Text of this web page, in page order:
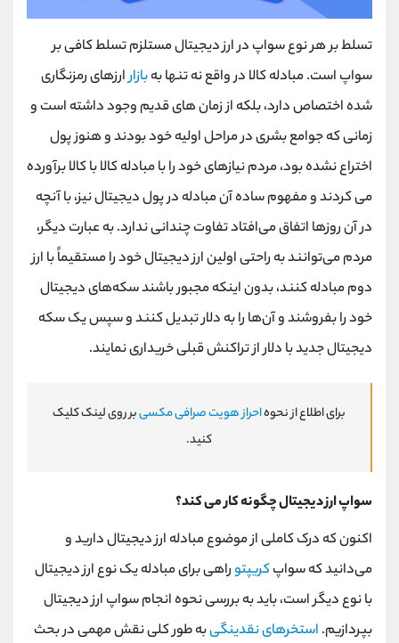
تسلط بر هر نوع سواپ در ارز دیجیتال مستلزم تسلط کافی بر
سواپ است. مبادله کالا در واقع نه تنها بهبازارارزهای رمزنگاری
شده اختصاص دارد، بلکه از زمان های قدیم وجود داشته است و
زمانی که جوامع بشری در مراحل اولیه خود بودند و هنوز پول
اختراع نشده بود، مردم نیازهای خود را با مبادله کالا با کالا برآورده
می کردند و مفهوم ساده آن مبادله در پول دیجیتال نیز، با آنچه
در آن روزها اتفاق می‌افتاد تفاوت چندانی ندارد. به عبارت دیگر،
مردم می‌توانند به راحتی اولین ارز دیجیتال خود را مستقیماً با ارز
دوم مبادله کنند، بدون اینکه مجبور باشند سکه‌های دیجیتال
خود را بفروشند و آن‌ها را به دلار تبدیل کنند و سپس یک سکه
دیجیتال جدید با دلار از تراکنش قبلی خریداری نمایند.
برای اطلاع از نحوهاحراز هویت صرافی مکسیبر روی لینک کلیک
کنید.
سواپ ارز دیجیتال چگونه کار می کند؟
اکنون که درک کاملی از موضوع مبادله ارز دیجیتال دارید و
می‌دانید که سواپکریپتوراهی برای مبادله یک نوع ارز دیجیتال
با نوع دیگر است، باید به بررسی نحوه انجام سواپ ارز دیجیتال
بپردازیم. استخرهای نقدینگیبه طور کلی نقش مهمی در بحث